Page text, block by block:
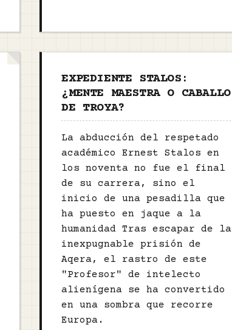
EXPEDIENTE STALOS:
¿MENTE MAESTRA O CABALLO
DE TROYA?
La abducción del respetado
académico Ernest Stalos en
los noventa no fue el final
de su carrera, sino el
inicio de una pesadilla que
ha puesto en jaque a la
humanidad Tras escapar de la
inexpugnable prisión de
Aqera, el rastro de este
"Profesor" de intelecto
alienígena se ha convertido
en una sombra que recorre
Europa.